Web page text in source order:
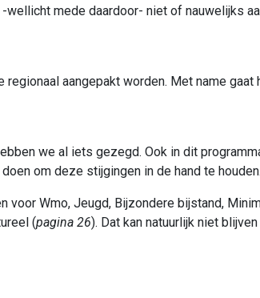
mede daardoor- niet of nauwelijks
aangepakt worden. Met name gaat
we al iets gezegd. Ook in dit
om deze stijgingen in de hand te houden.
Wmo, Jeugd, Bijzondere bijstand,
(pagina 26). Dat kan natuurlijk niet